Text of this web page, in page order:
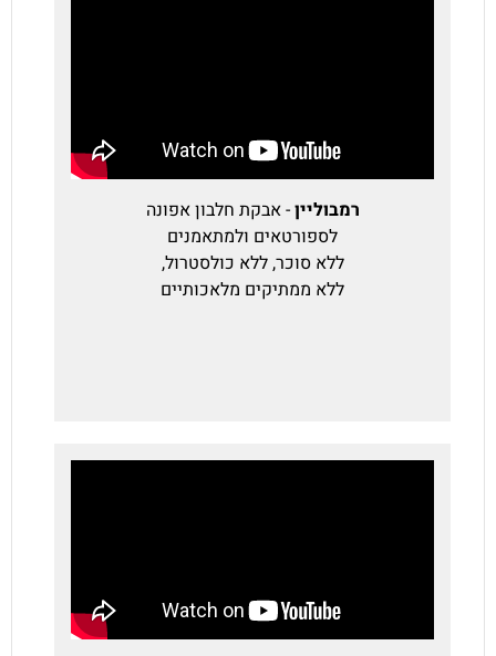
רמבוליין- אבקת חלבון אפונה
לספורטאים ולמתאמנים
ללא סוכר, ללא כולסטרול,
ללא ממתיקים מלאכותיים